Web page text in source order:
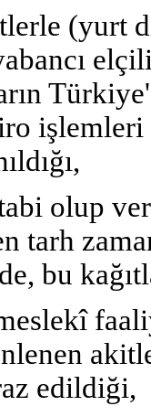
(yurt
olup
tarh
bu
edildiği,